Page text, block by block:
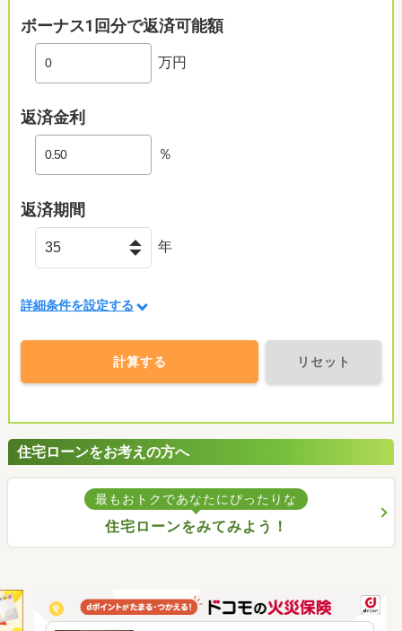
ボーナス1回分で返済可能額
万円
返済金利
％
返済期間
年
詳細条件を設定する
計算する リセット
住宅ローンをお考えの方へ
最もおトクであなたにぴったりな
住宅ローンをみてみよう！